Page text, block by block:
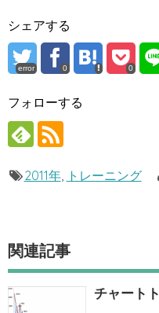
シェアする
error 0 0
フォローする
2011年, トレーニング
関連記事
チャート